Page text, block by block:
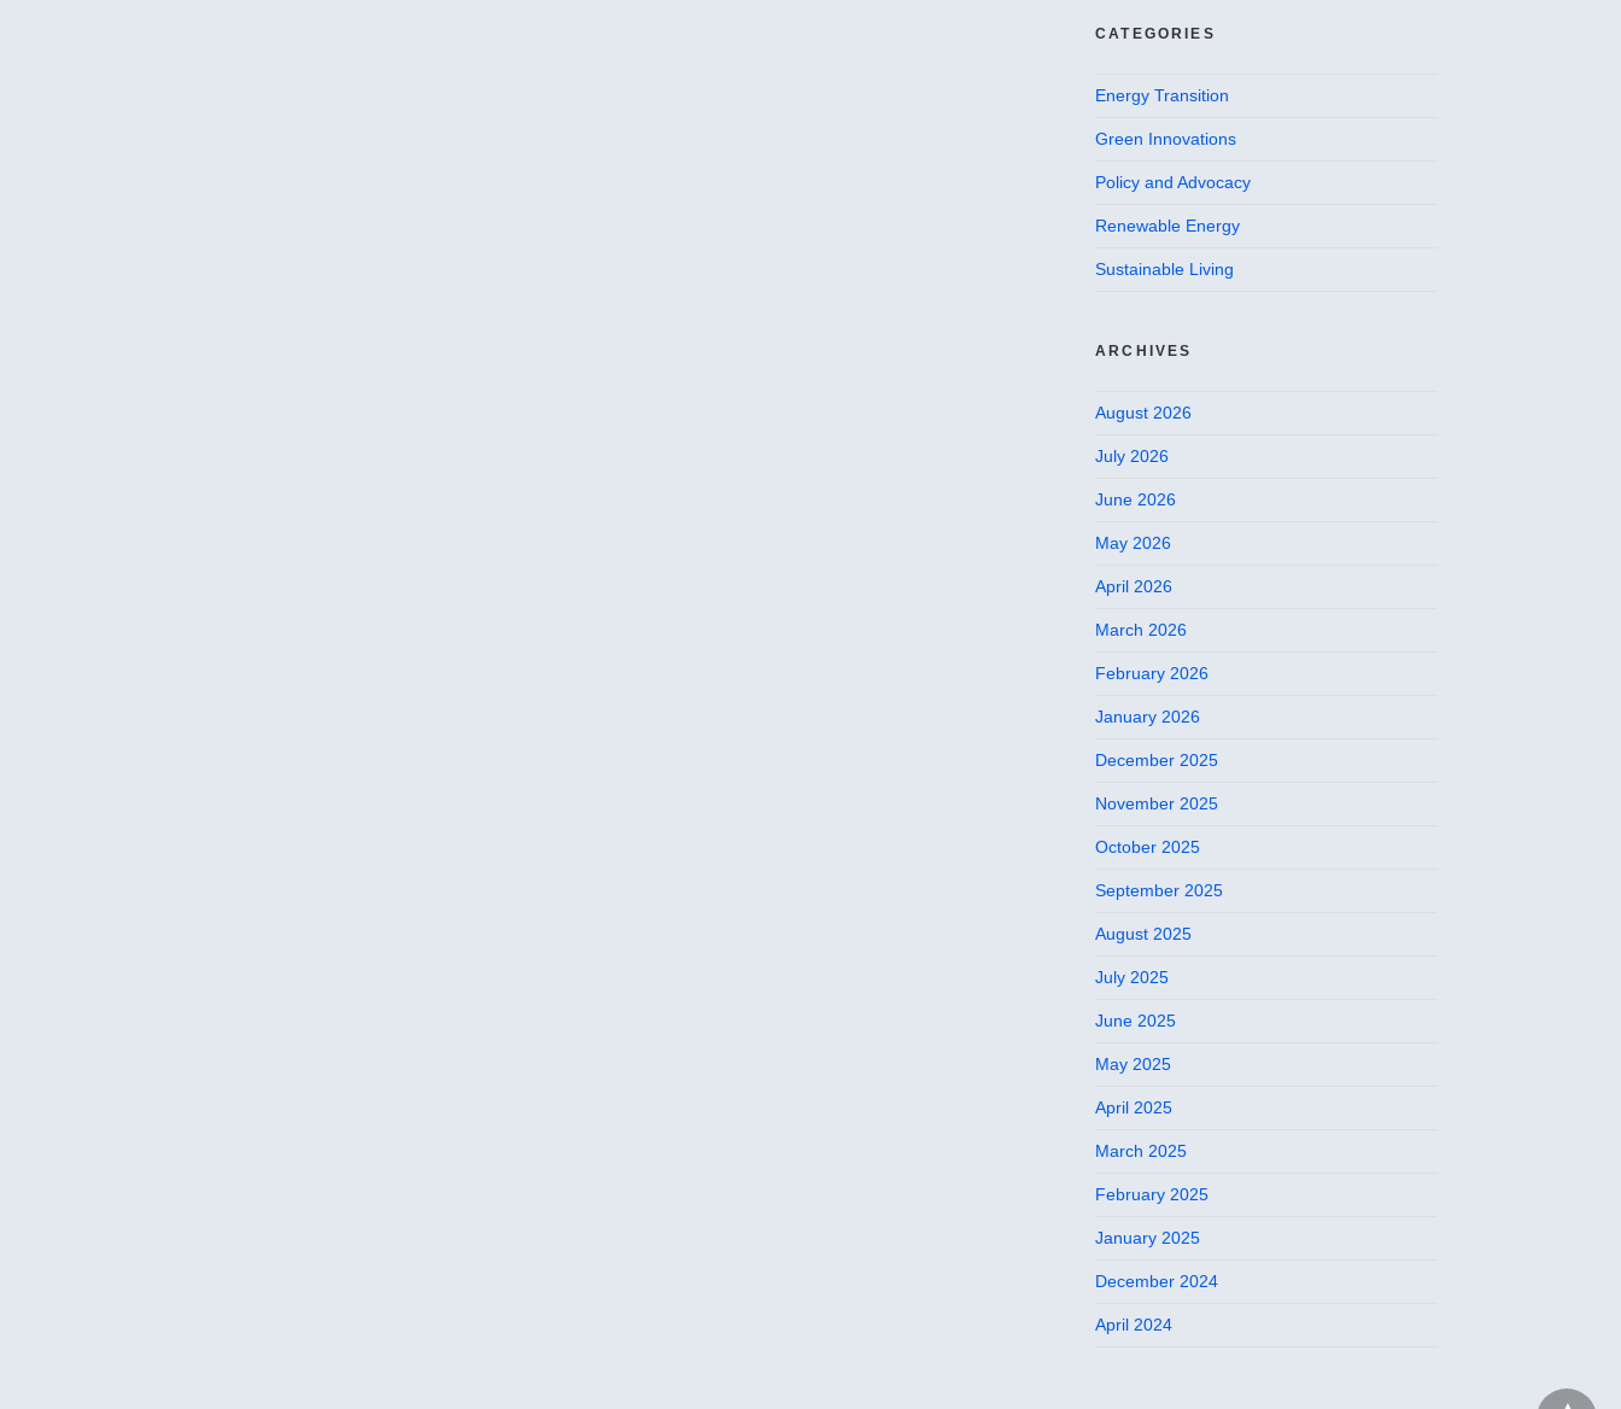
CATEGORIES
Energy Transition
Green Innovations
Policy and Advocacy
Renewable Energy
Sustainable Living
ARCHIVES
August 2026
July 2026
June 2026
May 2026
April 2026
March 2026
February 2026
January 2026
December 2025
November 2025
October 2025
September 2025
August 2025
July 2025
June 2025
May 2025
April 2025
March 2025
February 2025
January 2025
December 2024
April 2024